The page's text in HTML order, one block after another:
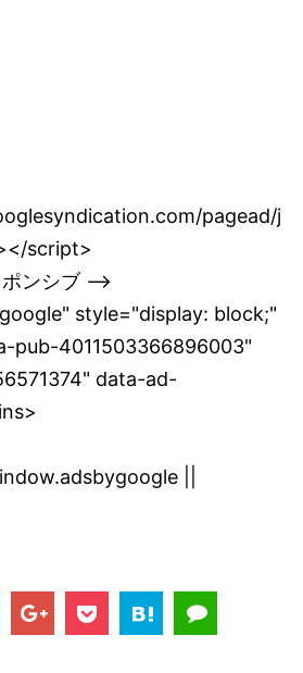
pagead/j
script>
ンシブ -->
style="display: block;"
pub-4011503366896003"
data-ad-
||